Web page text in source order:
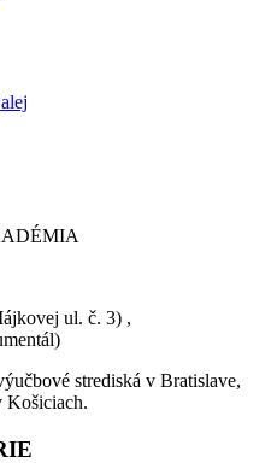
ul. č. 3) ,
strediská v Bratislave,
Košiciach.